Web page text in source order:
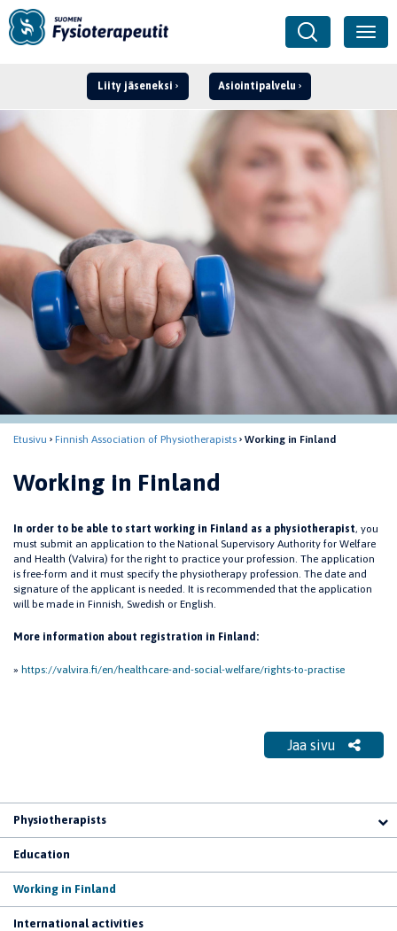
Liity jäseneksi Asiointipalvelu
Etusivu Finnish Association of Physiotherapists Working in Finland
Working in Finland
In order to be able to start working in Finland as a physiotherapist, you
must submit an application to the National Supervisory Authority for Welfare
and Health (Valvira) for the right to practice your profession. The application
is free-form and it must specify the physiotherapy profession. The date and
signature of the applicant is needed. It is recommended that the application
will be made in Finnish, Swedish or English.
More information about registration in Finland:
» https://valvira.fi/en/healthcare-and-social-welfare/rights-to-practise
Jaa sivu
Physiotherapists
Education
Working in Finland
International activities